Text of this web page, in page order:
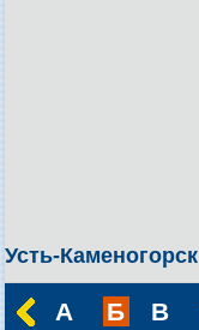
Усть-Каменогорск
А Б В